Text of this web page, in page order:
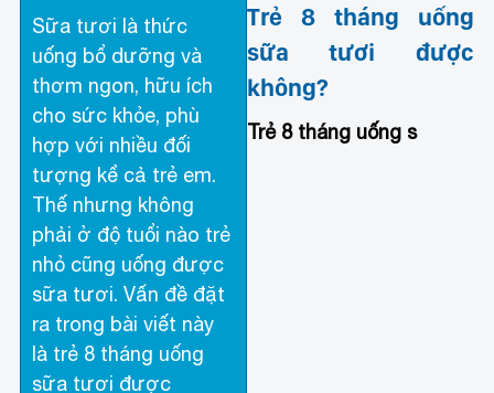
Sữa tươi là thức
uống bổ dưỡng và
thơm ngon, hữu ích
cho sức khỏe, phù
hợp với nhiều đối
tượng kể cả trẻ em.
Thế nhưng không
phải ở độ tuổi nào trẻ
nhỏ cũng uống được
sữa tươi. Vấn đề đặt
ra trong bài viết này
là trẻ 8 tháng uống
sữa tươi được
Trẻ 8 tháng uống
sữa tươi được
không?
Trẻ 8 tháng uống s